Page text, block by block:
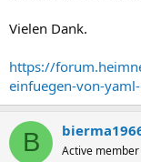
Vielen Dank.
https://
einfuegen-von-
B Active member